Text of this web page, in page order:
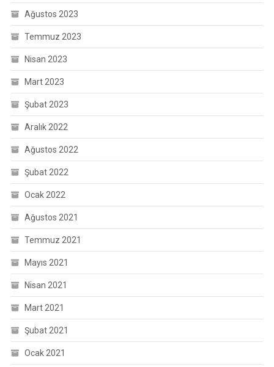
Ağustos 2023
Temmuz 2023
Nisan 2023
Mart 2023
Şubat 2023
Aralık 2022
Ağustos 2022
Şubat 2022
Ocak 2022
Ağustos 2021
Temmuz 2021
Mayıs 2021
Nisan 2021
Mart 2021
Şubat 2021
Ocak 2021